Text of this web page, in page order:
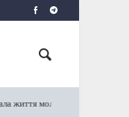
молодої жінки (ФОТО)